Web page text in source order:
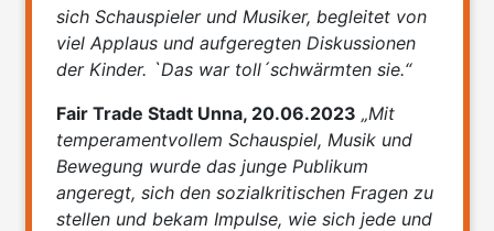
sich Schauspieler und Musiker, begleitet von
viel Applaus und aufgeregten Diskussionen
der Kinder. `Das war toll´schwärmten sie.“
Fair Trade Stadt Unna, 20.06.2023 „Mit
temperamentvollem Schauspiel, Musik und
Bewegung wurde das junge Publikum
angeregt, sich den sozialkritischen Fragen zu
stellen und bekam Impulse, wie sich jede und